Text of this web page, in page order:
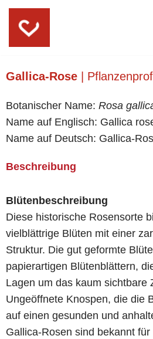
Skip
to
Gallica-Rose |
Botanischer Name: Rosa
Name auf Englisch: Gallica
Name auf Deutsch: Gallica-
Beschreibung
Blütenbeschreibung
Diese historische Rosensorte
vielblättrige Blüten mit einer
Struktur. Die gut geformte
papierartigen Blütenblättern,
Lagen um das kaum sichtbare
Ungeöffnete Knospen, die die
auf einen gesunden und
Gallica-Rosen sind bekannt